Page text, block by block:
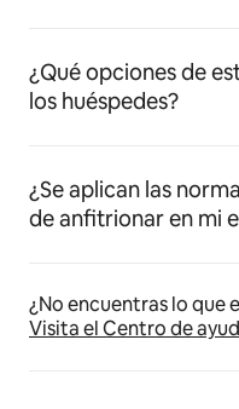
¿Qué opciones de
los huéspedes?
¿Se aplican las
de anfitrionar en mi
¿No encuentras lo que
Visita el Centro de